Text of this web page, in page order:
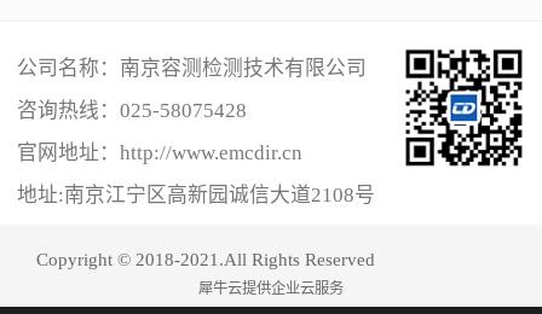
公司名称：南京容测检测技术有限公司
咨询热线： 025-58075428
官网地址：http://www.emcdir.cn
地址:南京江宁区高新园诚信大道2108号
Copyright © 2018-2021.All Rights Reserved
犀牛云提供企业云服务